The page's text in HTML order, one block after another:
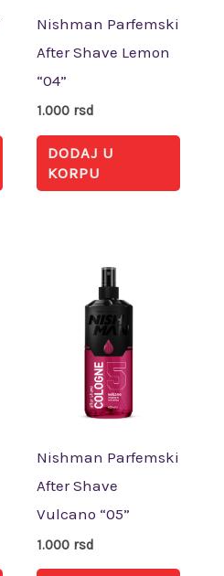
Nishman Parfemski
After Shave Lemon
“04”
1.000 rsd
DODAJ U
KORPU
Nishman Parfemski
After Shave
Vulcano “05”
1.000 rsd